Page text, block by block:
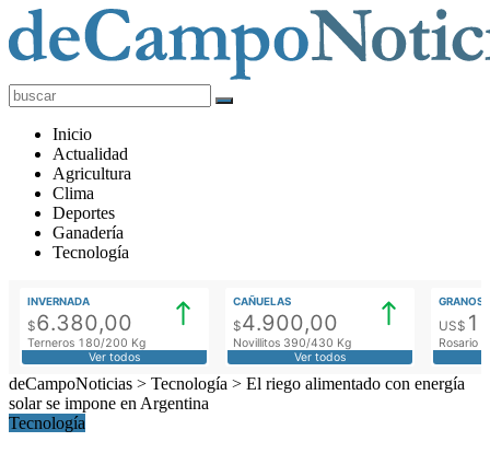
deCampoNoticias
Actualidad
Agropecuaria
Inicio
Actualidad
Agricultura
Clima
Deportes
Ganadería
Tecnología
INVERNADA
$6.380,00
Terneros 180/200 Kg
Ver todos
CAÑUELAS
$4.900,00
Novillitos 390/430 Kg
Ver todos
GRANOS
US$
Rosario
deCampoNoticias > Tecnología > El riego alimentado con energía
solar se impone en Argentina
Tecnología